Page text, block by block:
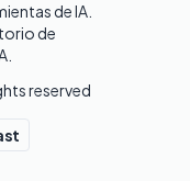
de IA.
de
reserved